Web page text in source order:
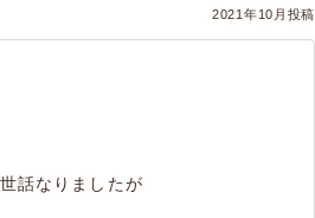
2021年10月投稿
話なりましたが